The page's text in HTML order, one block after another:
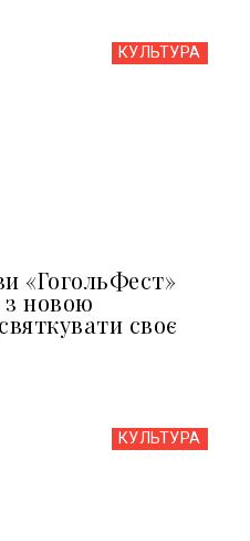
КУЛЬТУРА
«ГогольФест»
з новою
своє
КУЛЬТУРА